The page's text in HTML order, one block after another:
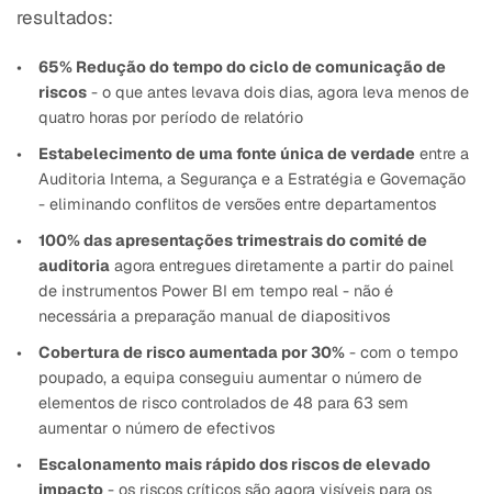
resultados:
65% Redução do tempo do ciclo de comunicação de
riscos - o que antes levava dois dias, agora leva menos de
quatro horas por período de relatório
Estabelecimento de uma fonte única de verdade entre a
Auditoria Interna, a Segurança e a Estratégia e Governação
- eliminando conflitos de versões entre departamentos
100% das apresentações trimestrais do comité de
auditoria agora entregues diretamente a partir do painel
de instrumentos Power BI em tempo real - não é
necessária a preparação manual de diapositivos
Cobertura de risco aumentada por 30% - com o tempo
poupado, a equipa conseguiu aumentar o número de
elementos de risco controlados de 48 para 63 sem
aumentar o número de efectivos
Escalonamento mais rápido dos riscos de elevado
impacto - os riscos críticos são agora visíveis para os